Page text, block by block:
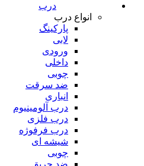
درب
انواع درب
پارکینگ
لابی
ورودی
داخلی
چوبی
ضد سرقت
انباری
درب آلومینیوم
درب فلزی
درب فرفوژه
شیشه ای
چوبی
ضد حریق